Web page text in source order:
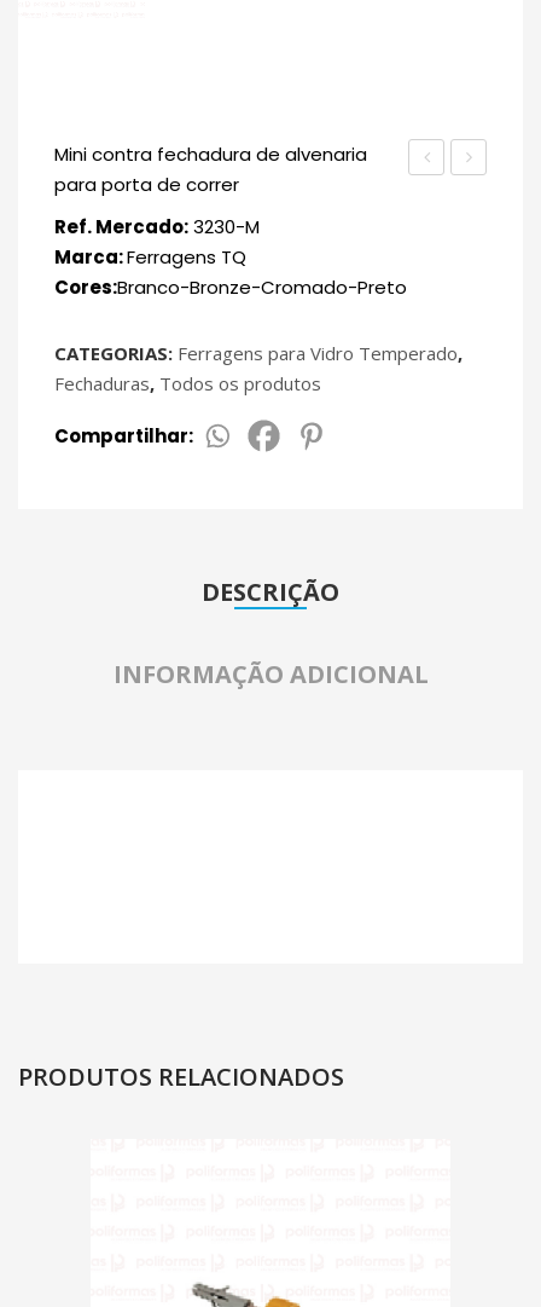
Mini contra fechadura de alvenaria
para porta de correr
Ref. Mercado:3230-M
Marca:Ferragens TQ
Cores:Branco-Bronze-Cromado-Preto
CATEGORIAS: Ferragens para Vidro Temperado,
Fechaduras, Todos os produtos
Compartilhar:
DESCRIÇÃO
INFORMAÇÃO ADICIONAL
PRODUTOS RELACIONADOS